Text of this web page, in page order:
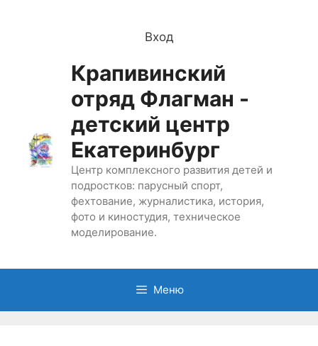
Вход
Крапивинский
отряд Флагман -
детский центр
Екатеринбург
Центр комплексного развития детей и
подростков: парусный спорт,
фехтование, журналистика, история,
фото и киностудия, техническое
моделирование.
Меню